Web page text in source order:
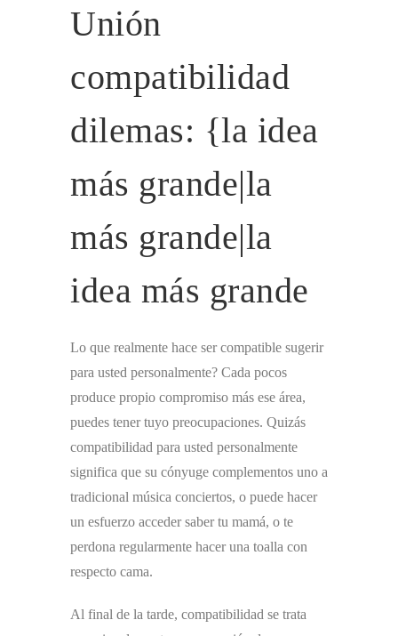
Unión
compatibilidad
dilemas: {la idea
más grande|la
más grande|la
idea más grande
Lo que realmente hace ser compatible sugerir
para usted personalmente? Cada pocos
produce propio compromiso más ese área,
puedes tener tuyo preocupaciones. Quizás
compatibilidad para usted personalmente
significa que su cónyuge complementos uno a
tradicional música conciertos, o puede hacer
un esfuerzo acceder saber tu mamá, o te
perdona regularmente hacer una toalla con
respecto cama.
Al final de la tarde, compatibilidad se trata